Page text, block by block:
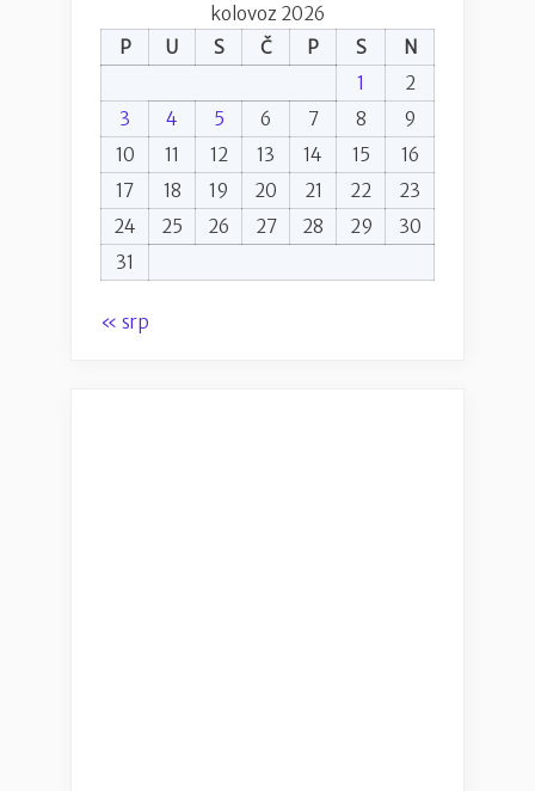
kolovoz 2026
P
U S Č P S
N
1
2
3
4 5 6 7 8
9
10
11 12 13 14 15
16
17
18 19 20 21 22
23
24
25 26 27 28 29
30
31
« srp